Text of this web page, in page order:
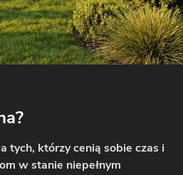
tych, którzy cenią sobie czas i
w stanie niepełnym